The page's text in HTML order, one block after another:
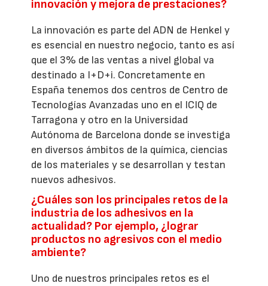
innovación y mejora de prestaciones?
La innovación es parte del ADN de Henkel y
es esencial en nuestro negocio, tanto es así
que el 3% de las ventas a nivel global va
destinado a I+D+i. Concretamente en
España tenemos dos centros de Centro de
Tecnologías Avanzadas uno en el ICIQ de
Tarragona y otro en la Universidad
Autónoma de Barcelona donde se investiga
en diversos ámbitos de la química, ciencias
de los materiales y se desarrollan y testan
nuevos adhesivos.
¿Cuáles son los principales retos de la
industria de los adhesivos en la
actualidad? Por ejemplo, ¿lograr
productos no agresivos con el medio
ambiente?
Uno de nuestros principales retos es el